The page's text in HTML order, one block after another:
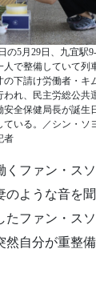
の5月29日、九宜駅
人で整備していて列
の下請け労働者・キ
れ、民主労総公共
全保健局長が誕生
いる。／シン・ソ
者
ファン・ス
ような音を
ファン・ス
自分が重整